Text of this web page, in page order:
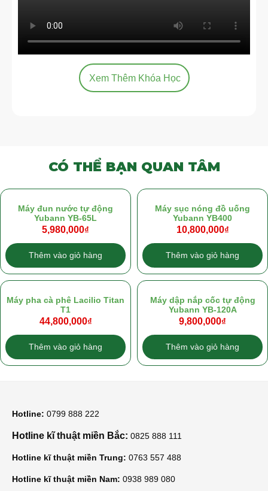
Xem Thêm Khóa Học
CÓ THỂ BẠN QUAN TÂM
Máy đun nước tự động
Yubann YB-65L
5,980,000₫
Thêm vào giỏ hàng
Máy sục nóng đồ uống
Yubann YB400
10,800,000₫
Thêm vào giỏ hàng
Máy pha cà phê Lacilio Titan
T1
44,800,000₫
Thêm vào giỏ hàng
Máy dập nắp cốc tự động
Yubann YB-120A
9,800,000₫
Thêm vào giỏ hàng
Hotline: 0799 888 222
Hotline kĩ thuật miền Bắc: 0825 888 111
Hotline kĩ thuật miền Trung: 0763 557 488
Hotline kĩ thuật miền Nam: 0938 989 080